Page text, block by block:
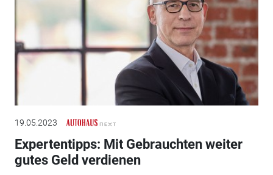
19.05.2023
Expertentipps: Mit Gebrauchten weiter
gutes Geld verdienen